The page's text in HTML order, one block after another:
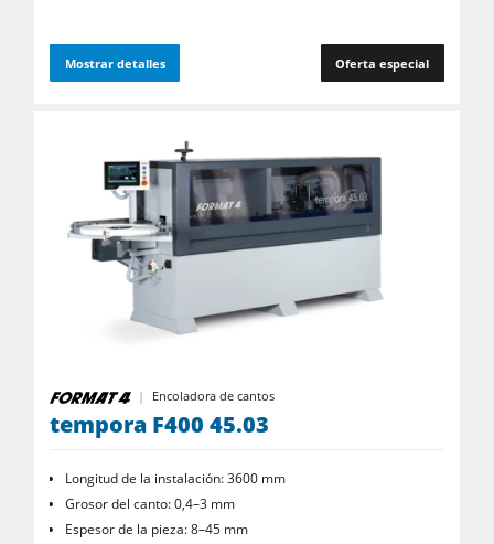
Mostrar detalles Oferta especial
Encoladora de cantos
tempora F400 45.03
Longitud de la instalación: 3600 mm
Grosor del canto: 0,4–3 mm
Espesor de la pieza: 8–45 mm